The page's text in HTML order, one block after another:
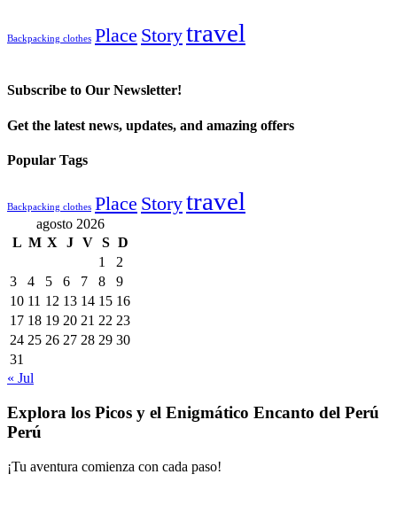
Backpacking clothes Place Storytravel
Subscribe to Our Newsletter!
Get the latest news, updates, and amazing offers
Popular Tags
Backpacking clothes Place Storytravel
agosto 2026
L M X J V S D
1
2
3
4 5 6 7 8
9
10 11 12 13 14 15 16
17 18 19 20 21 22 23
24 25 26 27 28 29 30
31
« Jul
Explora los Picos y el Enigmático Encanto del Perú
Perú
¡Tu aventura comienza con cada paso!